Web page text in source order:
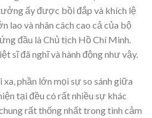
ấy được bồi đắp và khích lệ
lao và nhân cách cao cả của bộ
đầu là Chủ tịch Hồ Chí Minh.
sĩ đã nghĩ và hành động như vậy.
phần lớn mọi sự so sánh giữa
tại đều có rất nhiều sự khác
rất thống nhất trong tình cảm